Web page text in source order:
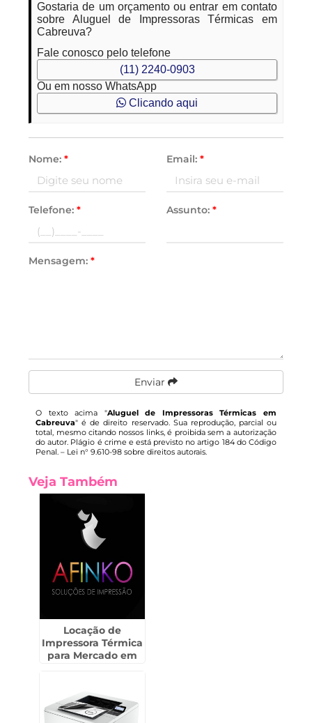
Gostaria de um orçamento ou entrar em contato
sobre Aluguel de Impressoras Térmicas em
Cabreuva?
Fale conosco pelo telefone
(11) 2240-0903
Ou em nosso WhatsApp
Clicando aqui
Nome:* Email: *
Telefone:* Assunto: *
Mensagem:*
Enviar
O texto acima "Aluguel de Impressoras Térmicas em
Cabreuva" é de direito reservado. Sua reprodução, parcial ou
total, mesmo citando nossos links, é proibida sem a autorização
do autor. Plágio é crime e está previsto no artigo 184 do Código
Penal. – Lei n° 9.610-98 sobre direitos autorais.
Veja Também
Locação de
Impressora Térmica
para Mercado em